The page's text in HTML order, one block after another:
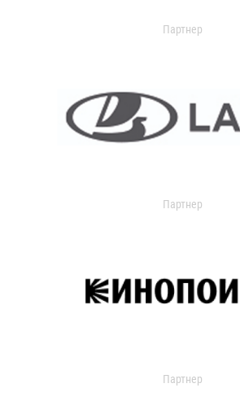
Партнер
Партнер
Партнер